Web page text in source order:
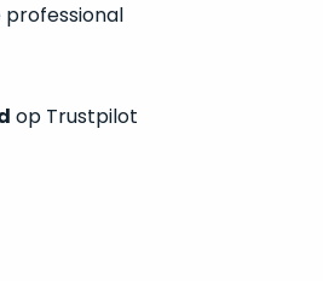
op Trustpilot